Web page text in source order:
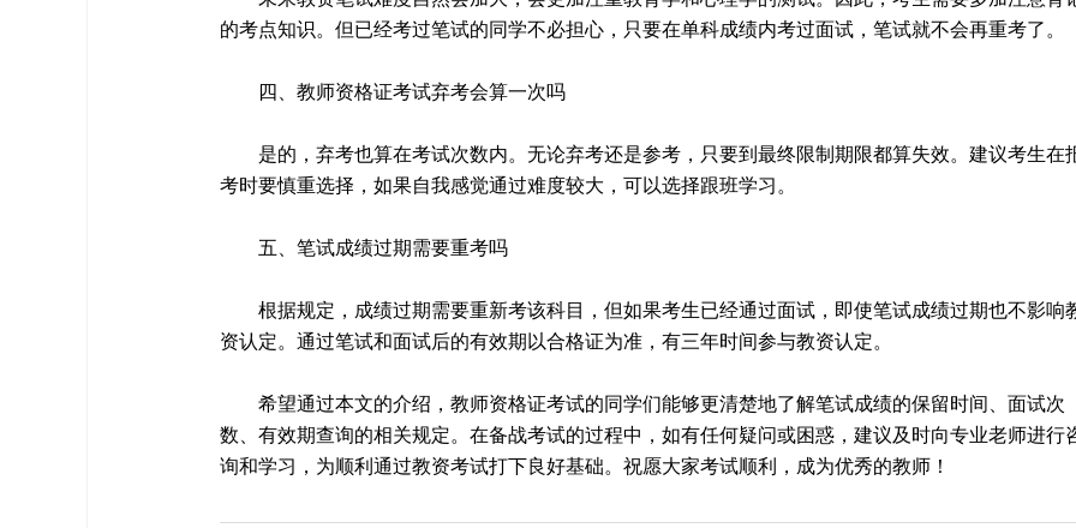
的考点知识。但已经考过笔试的同学不必担心，只要在单科成绩内考过面试，笔试就不会再重考了。
四、教师资格证考试弃考会算一次吗
是的，弃考也算在考试次数内。无论弃考还是参考，只要到最终限制期限都算失效。建议考生在
考时要慎重选择，如果自我感觉通过难度较大，可以选择跟班学习。
五、笔试成绩过期需要重考吗
根据规定，成绩过期需要重新考该科目，但如果考生已经通过面试，即使笔试成绩过期也不影响
资认定。通过笔试和面试后的有效期以合格证为准，有三年时间参与教资认定。
希望通过本文的介绍，教师资格证考试的同学们能够更清楚地了解笔试成绩的保留时间、面试次
数、有效期查询的相关规定。在备战考试的过程中，如有任何疑问或困惑，建议及时向专业老师进行
询和学习，为顺利通过教资考试打下良好基础。祝愿大家考试顺利，成为优秀的教师！